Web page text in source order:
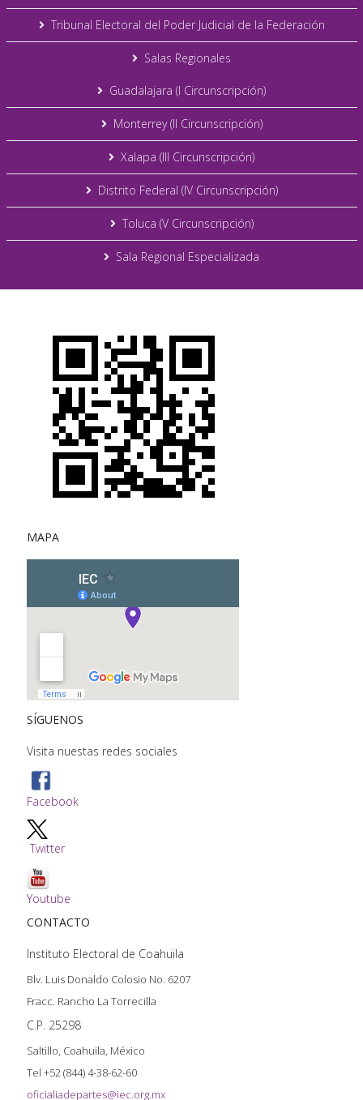
Tribunal Electoral del Poder Judicial de la Federación
Salas Regionales
Guadalajara (I Circunscripción)
Monterrey (II Circunscripción)
Xalapa (III Circunscripción)
Distrito Federal (IV Circunscripción)
Toluca (V Circunscripción)
Sala Regional Especializada
MAPA
SÍGUENOS
Visita nuestas redes sociales
Facebook
Twitter
Youtube
CONTACTO
Instituto Electoral de Coahuila
Blv. Luis Donaldo Colosio No. 6207
Fracc. Rancho La Torrecilla
C.P. 25298
Saltillo, Coahuila, México
Tel +52 (844) 4-38-62-60
oficialiadepartes@iec.org.mx